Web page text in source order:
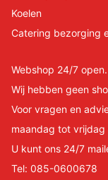
Koelen
Catering bezorging
Webshop 24/7 open.
Wij hebben geen
Voor vragen en
maandag tot
U kunt ons 24/7
Tel: 085-0600678